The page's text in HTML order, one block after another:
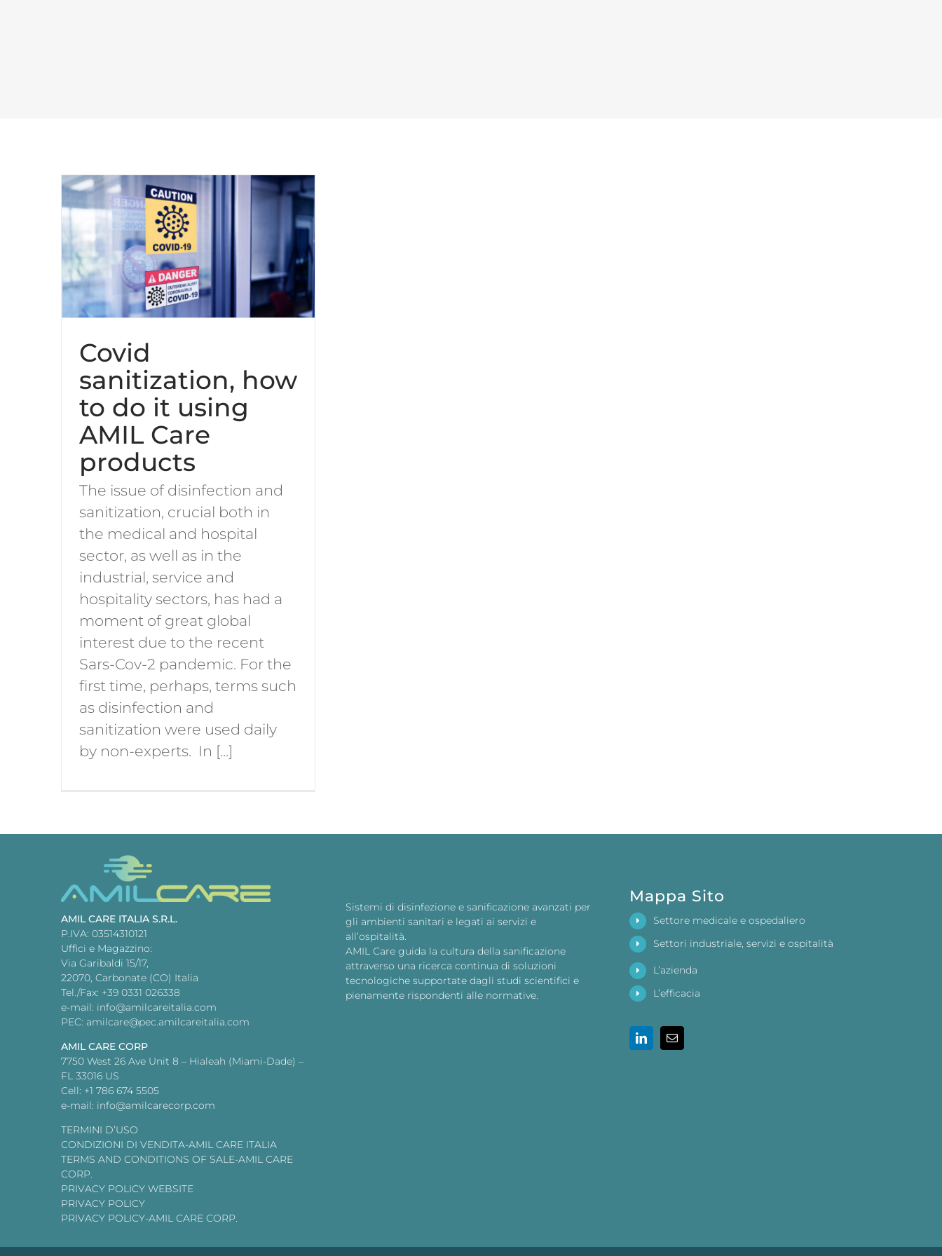
Covid
sanitization, how
to do it using
AMIL Care
products
The issue of disinfection and
sanitization, crucial both in
the medical and hospital
sector, as well as in the
industrial, service and
hospitality sectors, has had a
moment of great global
interest due to the recent
Sars-Cov-2 pandemic. For the
first time, perhaps, terms such
as disinfection and
sanitization were used daily
by non-experts. In [...]
AMIL CARE ITALIA S.R.L.
P.IVA: 03514310121
Uffici e Magazzino:
Via Garibaldi 15/17,
22070, Carbonate (CO) Italia
Tel./Fax: +39 0331 026338
e-mail: info@amilcareitalia.com
PEC: amilcare@pec.amilcareitalia.com
AMIL CARE CORP
7750 West 26 Ave Unit 8 – Hialeah (Miami-Dade) –
FL 33016 US
Cell: +1 786 674 5505
e-mail: info@amilcarecorp.com
TERMINI D’USO
CONDIZIONI DI VENDITA-AMIL CARE ITALIA
TERMS AND CONDITIONS OF SALE-AMIL CARE
CORP.
PRIVACY POLICY WEBSITE
PRIVACY POLICY
PRIVACY POLICY-AMIL CARE CORP.
Sistemi di disinfezione e sanificazione avanzati per
gli ambienti sanitari e legati ai servizi e
all’ospitalità.
AMIL Care guida la cultura della sanificazione
attraverso una ricerca continua di soluzioni
tecnologiche supportate dagli studi scientifici e
pienamente rispondenti alle normative.
Mappa Sito
Settore medicale e ospedaliero
Settori industriale, servizi e ospitalità
L’azienda
L’efficacia